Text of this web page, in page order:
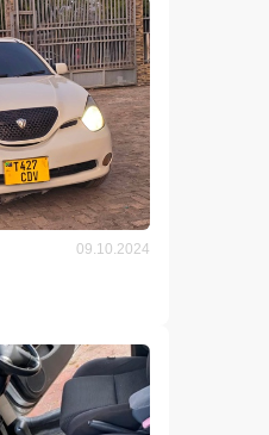
09.10.2024